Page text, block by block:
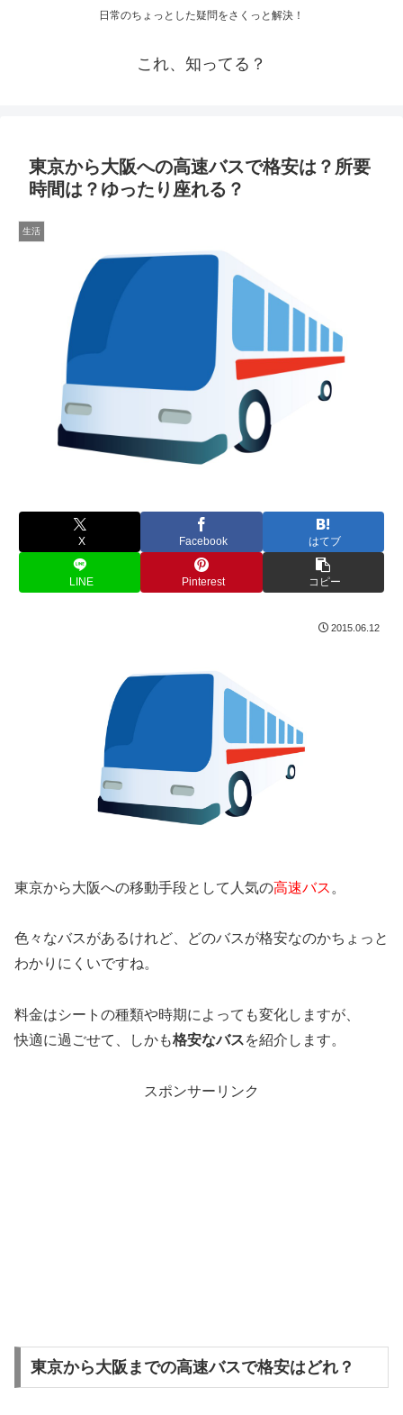
日常のちょっとした疑問をさくっと解決！
これ、知ってる？
東京から大阪への高速バスで格安は？所要
時間は？ゆったり座れる？
生活
X Facebook はてブ
LINE Pinterest コピー
2015.06.12
東京から大阪への移動手段として人気の高速バス 。
色々なバスがあるけれど、どのバスが格安なのかちょっと
わかりにくいですね。
料金はシートの種類や時期によっても変化しますが、
快適に過ごせて、しかも格安なバスを紹介します。
スポンサーリンク
東京から大阪までの高速バスで格安はどれ？